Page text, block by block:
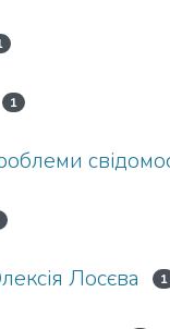
1
Лосєва 1